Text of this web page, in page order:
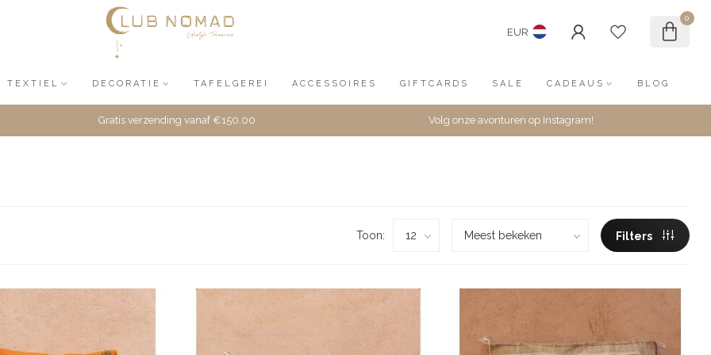
EUR
0
TEXTIEL DECORATIE TAFELGEREI ACCESSOIRES GIFTCARDS SALE CADEAUS BLOG
Gratis verzending vanaf €150,00 Volg onze avonturen op Instagram!
Toon: Filters